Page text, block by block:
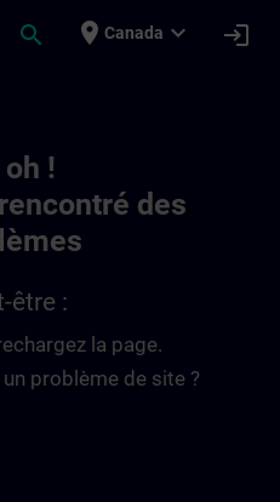
search place Canada expand_more login
oh !
des
être :
la page.
problème de site ?